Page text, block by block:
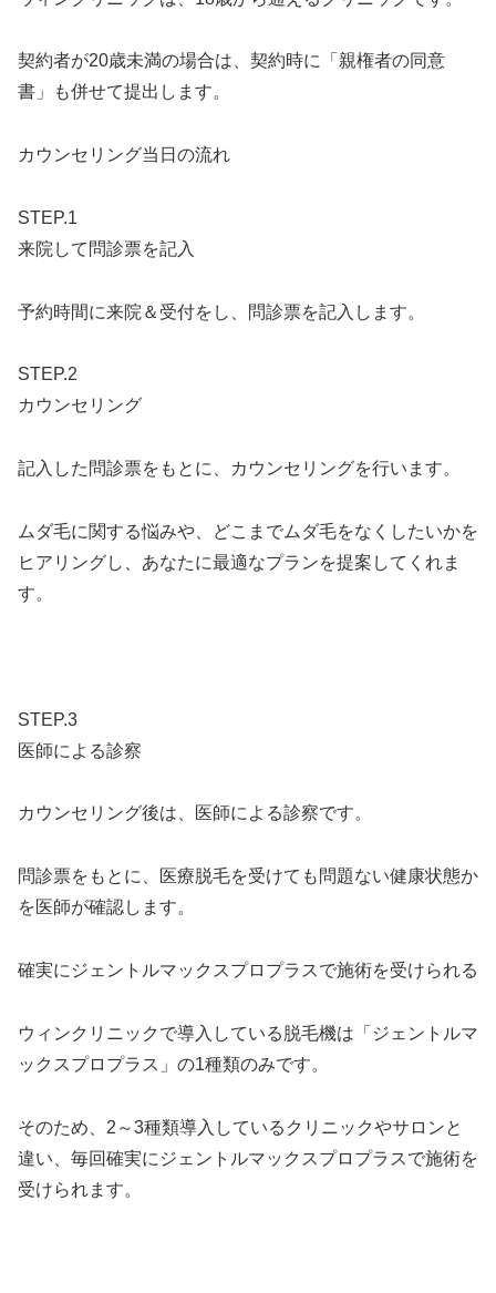
契約者が20歳未満の場合は、契約時に「親権者の同意
書」も併せて提出します。
カウンセリング当日の流れ
STEP.1
来院して問診票を記入
予約時間に来院＆受付をし、問診票を記入します。
STEP.2
カウンセリング
記入した問診票をもとに、カウンセリングを行います。
ムダ毛に関する悩みや、どこまでムダ毛をなくしたいかを
ヒアリングし、あなたに最適なプランを提案してくれま
す。
STEP.3
医師による診察
カウンセリング後は、医師による診察です。
問診票をもとに、医療脱毛を受けても問題ない健康状態か
を医師が確認します。
確実にジェントルマックスプロプラスで施術を受けられる
ウィンクリニックで導入している脱毛機は「ジェントルマ
ックスプロプラス」の1種類のみです。
そのため、2～3種類導入しているクリニックやサロンと
違い、毎回確実にジェントルマックスプロプラスで施術を
受けられます。